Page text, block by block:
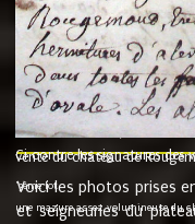
vend, purement simplement
et chavannes conseiller du
que le dit seigneur Baron
de la Velliere tout ainsi et
présent......"
suivent les rentes, donation
Ci contre les signatures des
vente du château de
"3ème lot
une mazure assez volumineuse du
Voici les photos prises
et seigneuries du